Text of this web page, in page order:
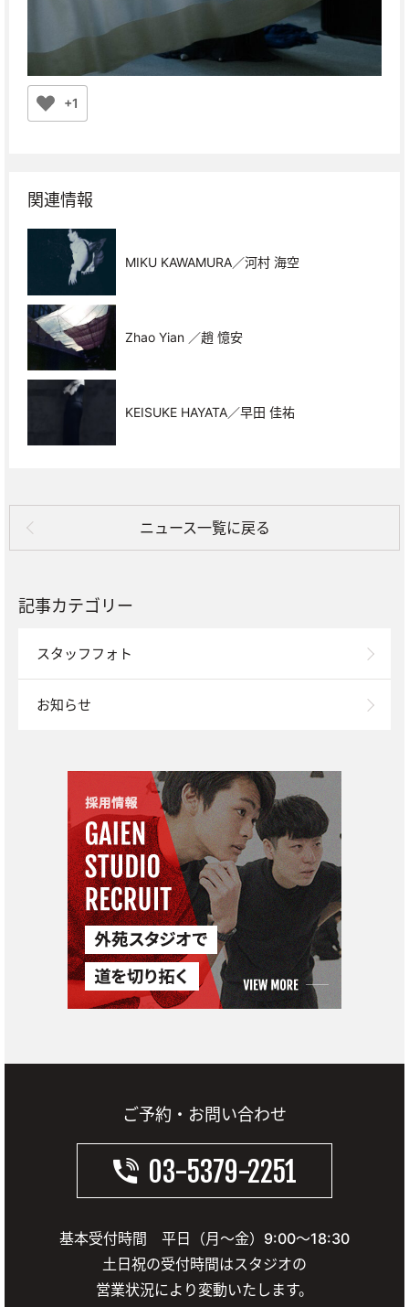
+1
関連情報
MIKU KAWAMURA／河村 海空
Zhao Yian ／趙 憶安
KEISUKE HAYATA／早田 佳祐
ニュース一覧に戻る
記事カテゴリー
スタッフフォト
お知らせ
ご予約・お問い合わせ
03-5379-2251
基本受付時間 平日（月～金）9:00～18:30
土日祝の受付時間はスタジオの
営業状況により変動いたします。